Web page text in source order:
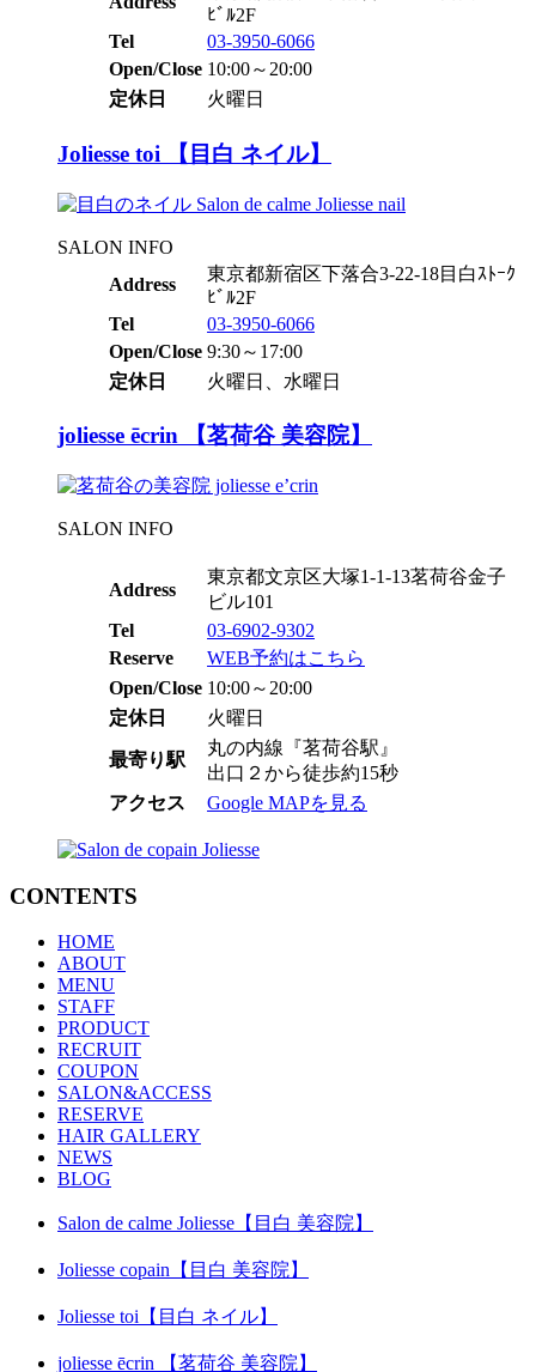
ﾋﾞﾙ2F
Tel
03-3950-6066
Open/Close 10:00～20:00
定休日
火曜日
Joliesse toi 【目白 ネイル】
SALON INFO
Address
東京都新宿区下落合3-22-18目白ｽﾄｰｸ
ﾋﾞﾙ2F
Tel
03-3950-6066
Open/Close 9:30～17:00
定休日
火曜日、水曜日
joliesse ēcrin 【茗荷谷 美容院】
SALON INFO
Address
東京都文京区大塚1-1-13茗荷谷金子
ビル101
Tel
03-6902-9302
Reserve
WEB予約はこちら
Open/Close 10:00～20:00
定休日
火曜日
最寄り駅
丸の内線『茗荷谷駅』
出口２から徒歩約15秒
アクセス
Google MAPを見る
CONTENTS
HOME
ABOUT
MENU
STAFF
PRODUCT
RECRUIT
COUPON
SALON&ACCESS
RESERVE
HAIR GALLERY
NEWS
BLOG
Salon de calme Joliesse【目白 美容院】
Joliesse copain【目白 美容院】
Joliesse toi【目白 ネイル】
joliesse ēcrin 【茗荷谷 美容院】